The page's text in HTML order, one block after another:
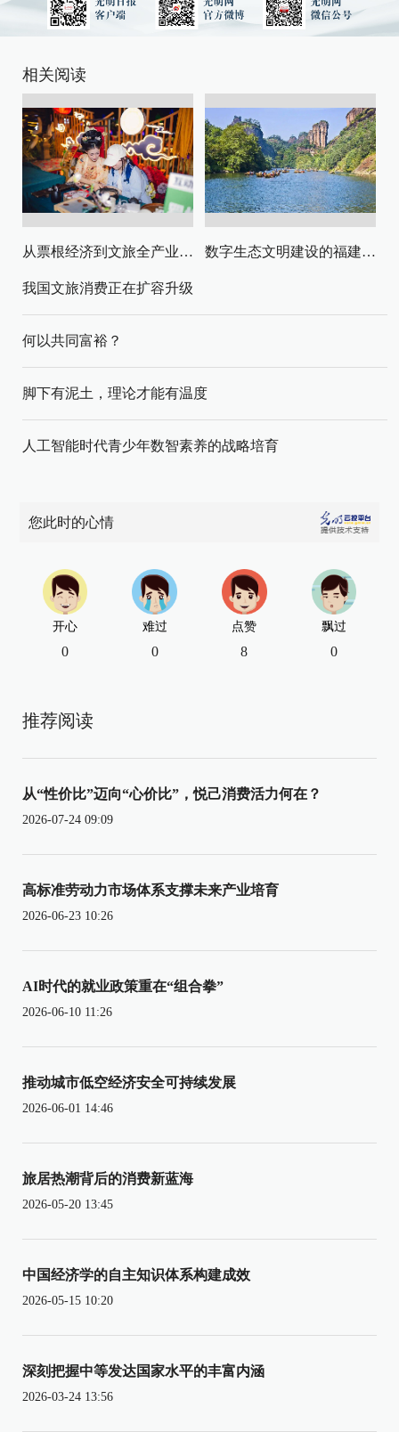
相关阅读
从票根经济到文旅全产业链升级 数字生态文明建设的福建路径与启示
我国文旅消费正在扩容升级
何以共同富裕？
脚下有泥土，理论才能有温度
人工智能时代青少年数智素养的战略培育
您此时的心情
开心
0
难过
0
点赞
8
飘过
0
推荐阅读
从“性价比”迈向“心价比”，悦己消费活力何在？
2026-07-24 09:09
高标准劳动力市场体系支撑未来产业培育
2026-06-23 10:26
AI时代的就业政策重在“组合拳”
2026-06-10 11:26
推动城市低空经济安全可持续发展
2026-06-01 14:46
旅居热潮背后的消费新蓝海
2026-05-20 13:45
中国经济学的自主知识体系构建成效
2026-05-15 10:20
深刻把握中等发达国家水平的丰富内涵
2026-03-24 13:56